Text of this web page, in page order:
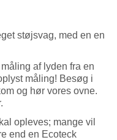
støjsvag, med en en
af lyden fra en
måling! Besøg i
og hør vores ovne.
opleves; mange vil
end en Ecoteck